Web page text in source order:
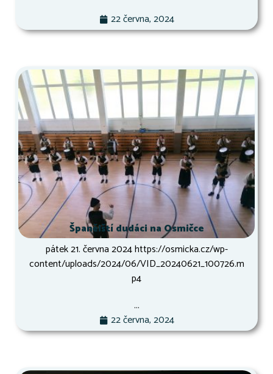
22 června, 2024
Španělští dudáci na Osmičce
pátek 21. června 2024 https://osmicka.cz/wp-
content/uploads/2024/06/VID_20240621_100726.m
p4
...
22 června, 2024